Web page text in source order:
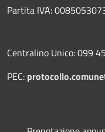
Partita IVA:
Centralino Unico: 099
PEC: